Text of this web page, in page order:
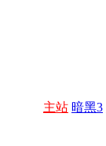
主站 暗黑3